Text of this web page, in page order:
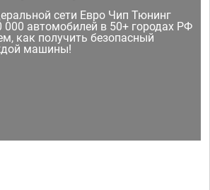
сети Евро Чип Тюнинг
000 автомобилей в 50+ городах РФ
как получить безопасный
машины!